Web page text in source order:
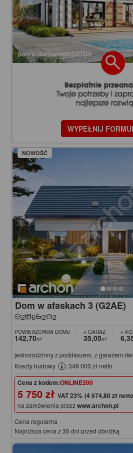
WYPEŁNIJ
NOWOŚĆ
Dom w afaskach 3 (G2AE)
2 6 2 2
POWIERZCHNIA DOMU
142,70m²
+ GARAŻ
35,05m²
+
jednorodzinny z poddaszem, z garażem
Koszty budowy
: 348 000 zł netto
Cena z kodem:ONLINE200
5 750 zł (4 674,80 zł
na zamówienia przezwww.archon.pl
Cena regularna
Najniższa cena z 30 dni przed obniżką